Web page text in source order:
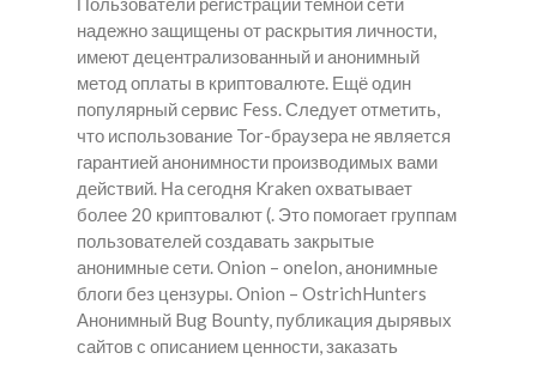
надежно защищены от раскрытия личности,
имеют децентрализованный и анонимный
метод оплаты в криптовалюте. Ещё один
популярный сервис Fess. Следует отметить,
что использование Tor-браузера не является
гарантией анонимности производимых вами
действий. На сегодня Kraken охватывает
более 20 криптовалют (. Это помогает группам
пользователей создавать закрытые
анонимные сети. Onion – onelon, анонимные
блоги без цензуры. Onion – OstrichHunters
Анонимный Bug Bounty, публикация дырявых
сайтов с описанием ценности, заказать